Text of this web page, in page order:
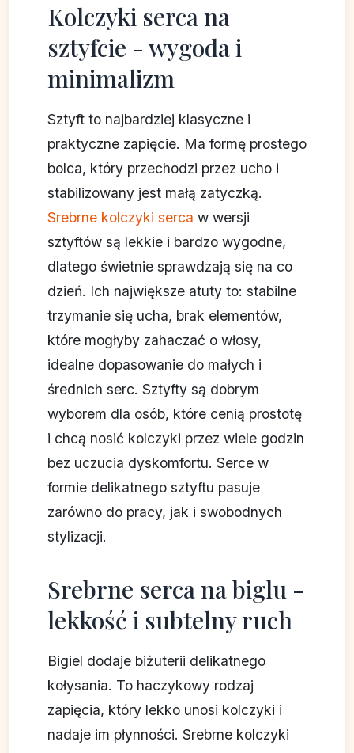
Kolczyki serca na
sztyfcie - wygoda i
minimalizm
Sztyft to najbardziej klasyczne i
praktyczne zapięcie. Ma formę prostego
bolca, który przechodzi przez ucho i
stabilizowany jest małą zatyczką.
Srebrne kolczyki serca w wersji
sztyftów są lekkie i bardzo wygodne,
dlatego świetnie sprawdzają się na co
dzień. Ich największe atuty to: stabilne
trzymanie się ucha, brak elementów,
które mogłyby zahaczać o włosy,
idealne dopasowanie do małych i
średnich serc. Sztyfty są dobrym
wyborem dla osób, które cenią prostotę
i chcą nosić kolczyki przez wiele godzin
bez uczucia dyskomfortu. Serce w
formie delikatnego sztyftu pasuje
zarówno do pracy, jak i swobodnych
stylizacji.
Srebrne serca na biglu -
lekkość i subtelny ruch
Bigiel dodaje biżuterii delikatnego
kołysania. To haczykowy rodzaj
zapięcia, który lekko unosi kolczyki i
nadaje im płynności. Srebrne kolczyki